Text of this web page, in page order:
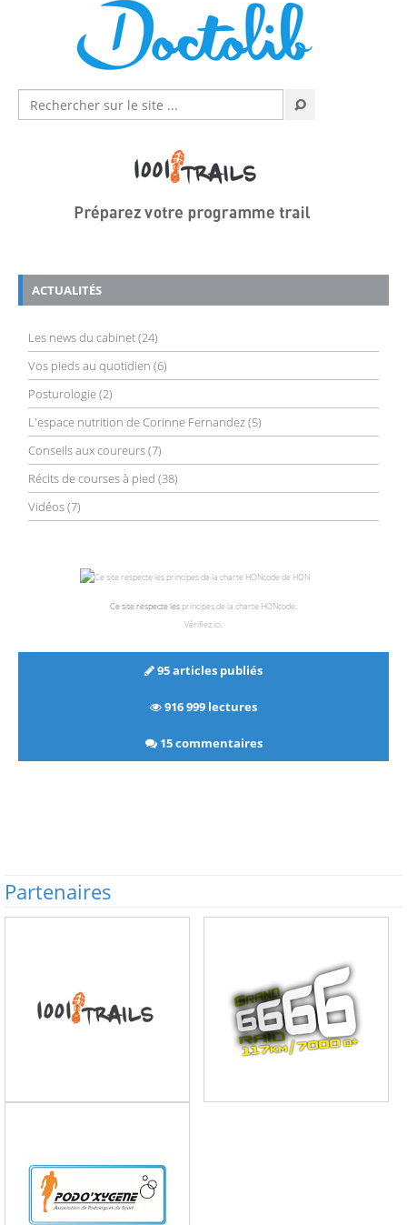
ACTUALITÉS
Les news du cabinet(24)
Vos pieds au quotidien (6)
Posturologie(2)
L'espace nutrition de Corinne Fernandez(5)
Conseils aux coureurs(7)
Récits de courses à pied (38)
Vidéos(7)
Ce site respecte les principes de la charte HONcode.
Vérifiez ici.
95 articles publiés
916 999 lectures
15 commentaires
Partenaires